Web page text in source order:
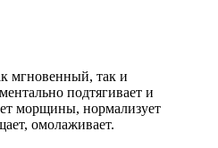
мгновенный, так и
подтягивает и
морщины, нормализует
омолаживает.